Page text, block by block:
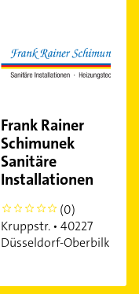
Frank Rainer
Schimunek
Sanitäre
Installationen
0
(0)
Kruppstr. • 40227
Düsseldorf-Oberbilk